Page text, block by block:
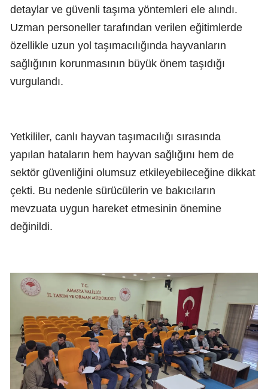
detaylar ve güvenli taşıma yöntemleri ele alındı.
Uzman personeller tarafından verilen eğitimlerde
özellikle uzun yol taşımacılığında hayvanların
sağlığının korunmasının büyük önem taşıdığı
vurgulandı.
Yetkililer, canlı hayvan taşımacılığı sırasında
yapılan hataların hem hayvan sağlığını hem de
sektör güvenliğini olumsuz etkileyebileceğine dikkat
çekti. Bu nedenle sürücülerin ve bakıcıların
mevzuata uygun hareket etmesinin önemine
değinildi.